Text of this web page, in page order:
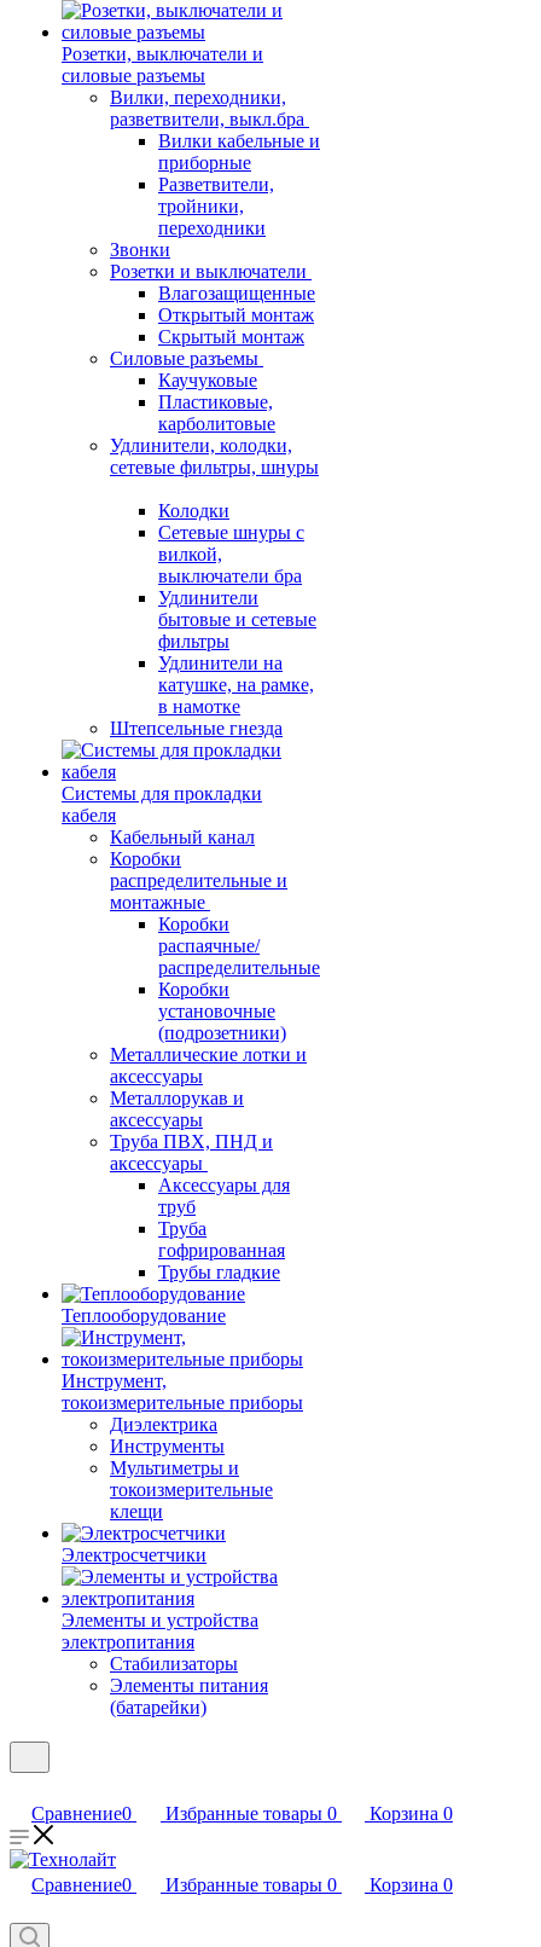
Розетки, выключатели и
силовые разъемы
Вилки, переходники,
разветвители, выкл.бра
Вилки кабельные и
приборные
Разветвители,
тройники,
переходники
Звонки
Розетки и выключатели
Влагозащищенные
Открытый монтаж
Скрытый монтаж
Силовые разъемы
Каучуковые
Пластиковые,
карболитовые
Удлинители, колодки,
сетевые фильтры, шнуры
Колодки
Сетевые шнуры с
вилкой,
выключатели бра
Удлинители
бытовые и сетевые
фильтры
Удлинители на
катушке, на рамке,
в намотке
Штепсельные гнезда
Системы для прокладки
кабеля
Кабельный канал
Коробки
распределительные и
монтажные
Коробки
распаячные/
распределительные
Коробки
установочные
(подрозетники)
Металлические лотки и
аксессуары
Металлорукав и
аксессуары
Труба ПВХ, ПНД и
аксессуары
Аксессуары для
труб
Труба
гофрированная
Трубы гладкие
Теплооборудование
Инструмент,
токоизмерительные приборы
Диэлектрика
Инструменты
Мультиметры и
токоизмерительные
клещи
Электросчетчики
Элементы и устройства
электропитания
Стабилизаторы
Элементы питания
(батарейки)
Сравнение0 Избранные товары 0 Корзина 0
Сравнение0 Избранные товары 0 Корзина 0